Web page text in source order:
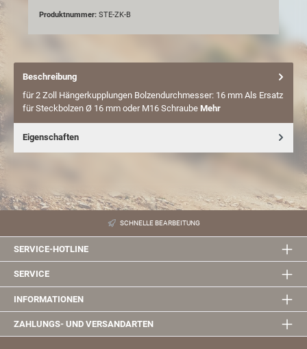
Produktnummer: STE-ZK-B
Beschreibung
für 2 Zoll Hängerkupplungen Bolzendurchmesser: 16 mm Als Ersatz
für Steckbolzen Ø 16 mm oder M16 Schraube Mehr
Eigenschaften
SCHNELLE BEARBEITUNG
SERVICE-HOTLINE
SERVICE
INFORMATIONEN
ZAHLUNGS- UND VERSANDARTEN